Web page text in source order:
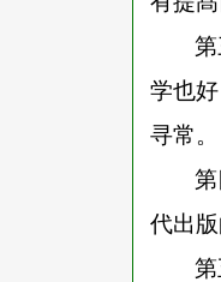
学也
寻常。
代出